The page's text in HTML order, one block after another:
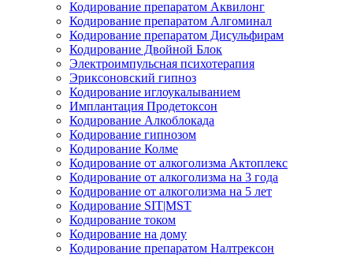
Кодирование препаратом Аквилонг
Кодирование препаратом Алгоминал
Кодирование препаратом Дисульфирам
Кодирование Двойной Блок
Электроимпульсная психотерапия
Эриксоновский гипноз
Кодирование иглоукалыванием
Имплантация Продетоксон
Кодирование Алкоблокада
Кодирование гипнозом
Кодирование Колме
Кодирование от алкоголизма Актоплекс
Кодирование от алкоголизма на 3 года
Кодирование от алкоголизма на 5 лет
Кодирование SIT|MST
Кодирование током
Кодирование на дому
Кодирование препаратом Налтрексон